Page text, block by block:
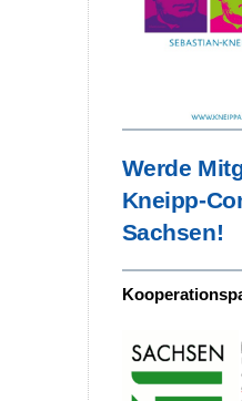
Werde
Kneipp-
Sachsen!